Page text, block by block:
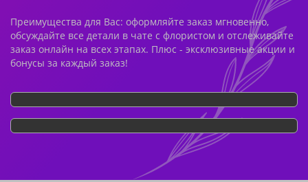
Преимущества для Вас: оформляйте заказ мгновенно,
обсуждайте все детали в чате с флористом и отслеживайте
заказ онлайн на всех этапах. Плюс - эксклюзивные акции и
бонусы за каждый заказ!